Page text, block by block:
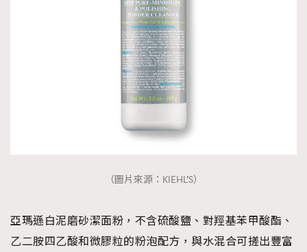
（圖片來源：KIEHL’S）
亞瑪遜白泥磨砂潔面粉，不含硫酸鹽、對羥基苯甲酸酯、
乙二胺四乙酸和微膠粒的粉泡配方，與水混合可搓出豐富